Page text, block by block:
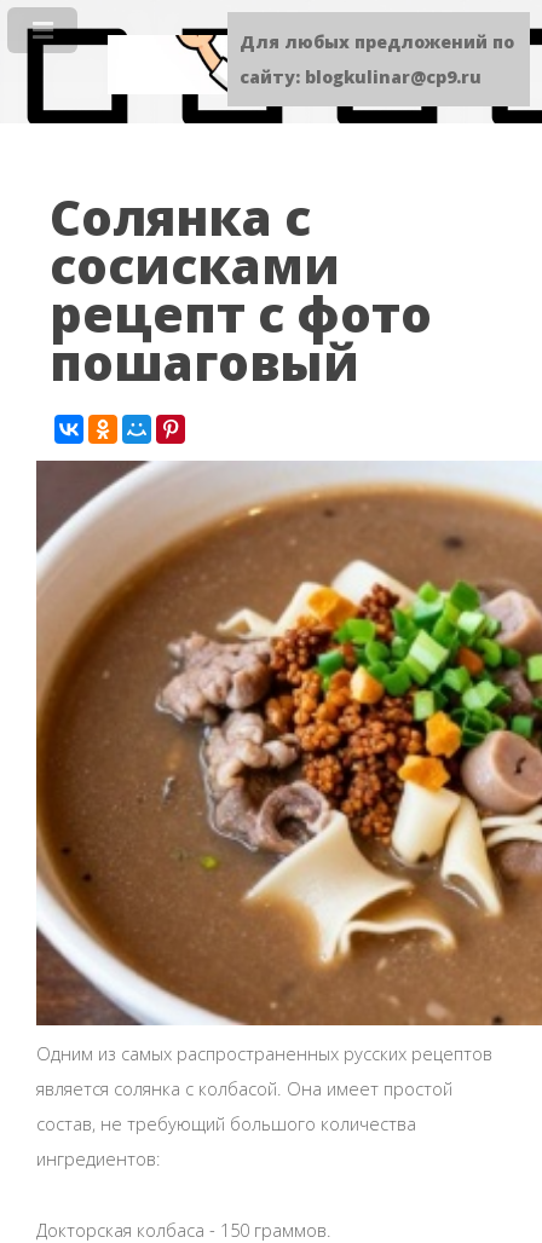
Солянка с
сосисками
рецепт с фото
пошаговый
Одним из самых распространенных русских рецептов
является солянка с колбасой. Она имеет простой
состав, не требующий большого количества
ингредиентов:
Докторская колбаса - 150 граммов.
Для любых предложений по
сайту: blogkulinar@cp9.ru